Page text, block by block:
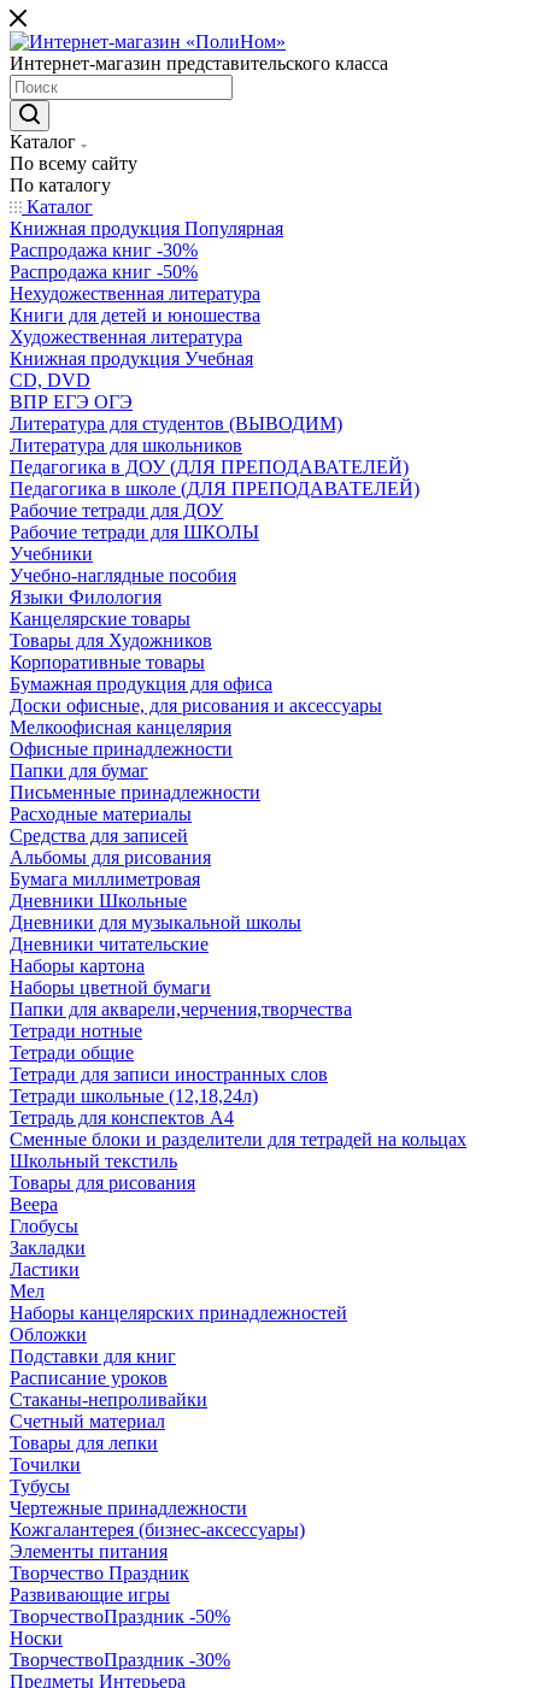
Интернет-магазин представительского класса
Каталог
По всему сайту
По каталогу
Каталог
Книжная продукция Популярная
Распродажа книг -30%
Распродажа книг -50%
Нехудожественная литература
Книги для детей и юношества
Художественная литература
Книжная продукция Учебная
CD, DVD
ВПР ЕГЭ ОГЭ
Литература для студентов (ВЫВОДИМ)
Литература для школьников
Педагогика в ДОУ (ДЛЯ ПРЕПОДАВАТЕЛЕЙ)
Педагогика в школе (ДЛЯ ПРЕПОДАВАТЕЛЕЙ)
Рабочие тетради для ДОУ
Рабочие тетради для ШКОЛЫ
Учебники
Учебно-наглядные пособия
Языки Филология
Канцелярские товары
Товары для Художников
Корпоративные товары
Бумажная продукция для офиса
Доски офисные, для рисования и аксессуары
Мелкоофисная канцелярия
Офисные принадлежности
Папки для бумаг
Письменные принадлежности
Расходные материалы
Средства для записей
Альбомы для рисования
Бумага миллиметровая
Дневники Школьные
Дневники для музыкальной школы
Дневники читательские
Наборы картона
Наборы цветной бумаги
Папки для акварели,черчения,творчества
Тетради нотные
Тетради общие
Тетради для записи иностранных слов
Тетради школьные (12,18,24л)
Тетрадь для конспектов А4
Сменные блоки и разделители для тетрадей на кольцах
Школьный текстиль
Товары для рисования
Веера
Глобусы
Закладки
Ластики
Мел
Наборы канцелярских принадлежностей
Обложки
Подставки для книг
Расписание уроков
Стаканы-непроливайки
Счетный материал
Товары для лепки
Точилки
Тубусы
Чертежные принадлежности
Кожгалантерея (бизнес-аксессуары)
Элементы питания
Творчество Праздник
Развивающие игры
ТворчествоПраздник -50%
Носки
ТворчествоПраздник -30%
Предметы Интерьера